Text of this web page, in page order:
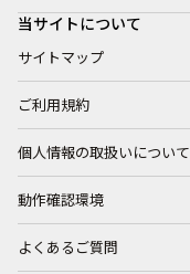
当サイトについて
サイトマップ
ご利用規約
個人情報の取扱いについて
動作確認環境
よくあるご質問